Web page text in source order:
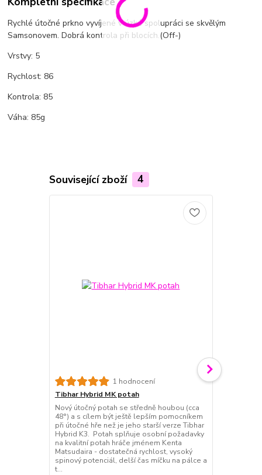
Rychlé útočné prkno vyvíjené v úzké spolupráci se skvělým
Samsonovem. Dobrá kontrola při blocích.(Off-)
Vrstvy: 5
Rychlost: 86
Kontrola: 85
Váha: 85g
Související zboží 4
1 hodnocení
Tibhar Hybrid MK potah
Nový útočný potah se středně houbou (cca
48°) a s cílem být ještě lepším pomocníkem
při útočné hře než je jeho starší verze Tibhar
Hybrid K3. Potah splňuje osobní požadavky
na kvalitní potah hráče jménem Kenta
Matsudaira - dostatečná rychlost, vysoký
spinový potenciál, delší čas míčku na pálce a
t...
Tibhar